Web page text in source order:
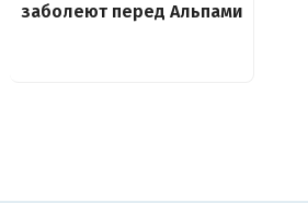
заболеют перед Альпами